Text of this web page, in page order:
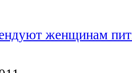
женщинам